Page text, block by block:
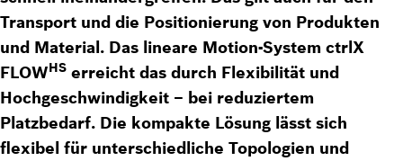
Transport und die Positionierung von Produkten
und Material. Das lineare Motion-System ctrlX
FLOWHS erreicht das durch Flexibilität und
Hochgeschwindigkeit – bei reduziertem
Platzbedarf. Die kompakte Lösung lässt sich
flexibel für unterschiedliche Topologien und